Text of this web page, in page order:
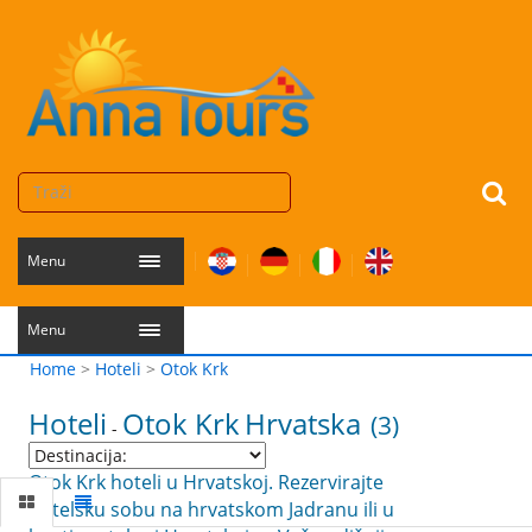
Menu
Menu
Home > Hoteli > Otok Krk
Hoteli - Otok Krk Hrvatska (3)
Otok Krk hoteli u Hrvatskoj. Rezervirajte
hotelsku sobu na hrvatskom Jadranu ili u